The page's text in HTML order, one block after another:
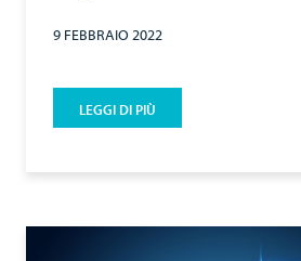
9 FEBBRAIO 2022
LEGGI DI PIÙ